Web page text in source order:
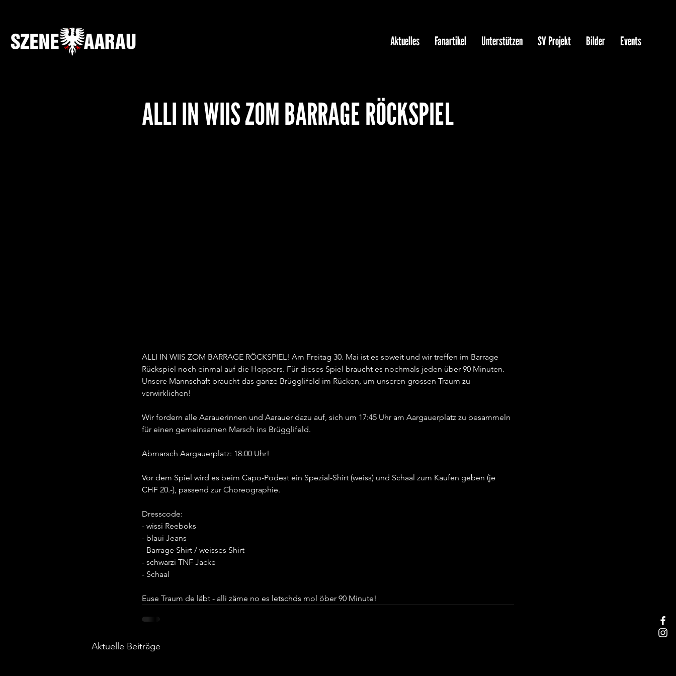
Aktuelles Fanartikel Unterstützen SV Projekt Bilder Events
ALLI IN WIIS ZOM BARRAGE RÖCKSPIEL
ALLI IN WIIS ZOM BARRAGE RÖCKSPIEL! Am Freitag 30. Mai ist es soweit und wir treffen im Barrage
Rückspiel noch einmal auf die Hoppers. Für dieses Spiel braucht es nochmals jeden über 90 Minuten.
Unsere Mannschaft braucht das ganze Brügglifeld im Rücken, um unseren grossen Traum zu
verwirklichen!
Wir fordern alle Aarauerinnen und Aarauer dazu auf, sich um 17:45 Uhr am Aargauerplatz zu besammeln
für einen gemeinsamen Marsch ins Brügglifeld.
Abmarsch Aargauerplatz: 18:00 Uhr!
Vor dem Spiel wird es beim Capo-Podest ein Spezial-Shirt (weiss) und Schaal zum Kaufen geben (je
CHF 20.-), passend zur Choreographie.
Dresscode:
- wissi Reeboks
- blaui Jeans
- Barrage Shirt / weisses Shirt
- schwarzi TNF Jacke
- Schaal
Euse Traum de läbt - alli zäme no es letschds mol öber 90 Minute!
Aktuelle Beiträge